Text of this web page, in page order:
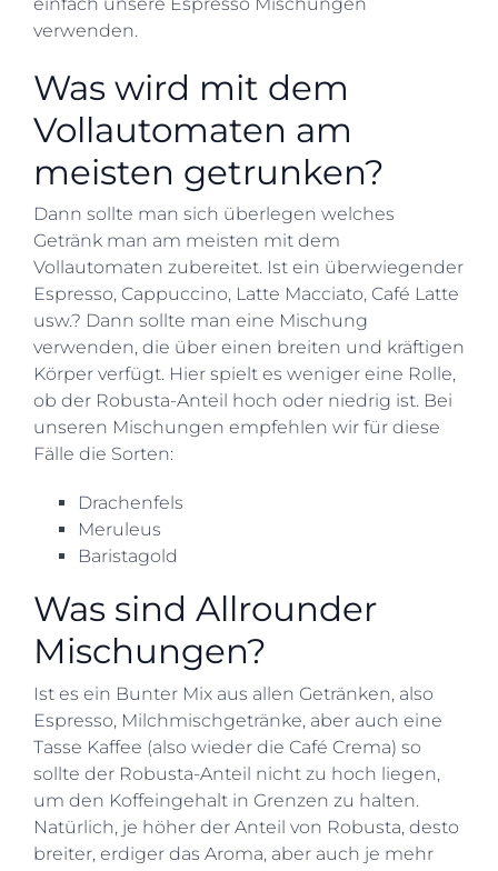
verwenden.
Was wird mit dem
Vollautomaten am
meisten getrunken?
Dann sollte man sich überlegen welches
Getränk man am meisten mit dem
Vollautomaten zubereitet. Ist ein überwiegender
Espresso, Cappuccino, Latte Macciato, Café Latte
usw.? Dann sollte man eine Mischung
verwenden, die über einen breiten und kräftigen
Körper verfügt. Hier spielt es weniger eine Rolle,
ob der Robusta-Anteil hoch oder niedrig ist. Bei
unseren Mischungen empfehlen wir für diese
Fälle die Sorten:
Drachenfels
Meruleus
Baristagold
Was sind Allrounder
Mischungen?
Ist es ein Bunter Mix aus allen Getränken, also
Espresso, Milchmischgetränke, aber auch eine
Tasse Kaffee (also wieder die Café Crema) so
sollte der Robusta-Anteil nicht zu hoch liegen,
um den Koffeingehalt in Grenzen zu halten.
Natürlich, je höher der Anteil von Robusta, desto
breiter, erdiger das Aroma, aber auch je mehr